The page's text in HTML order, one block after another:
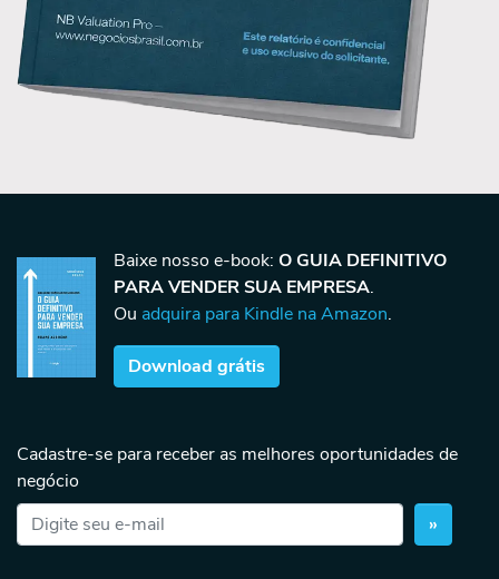
Baixe nosso e-book: O GUIA DEFINITIVO
PARA VENDER SUA EMPRESA.
Ou adquira para Kindle na Amazon.
Download grátis
Cadastre-se para receber as melhores oportunidades de
negócio
»